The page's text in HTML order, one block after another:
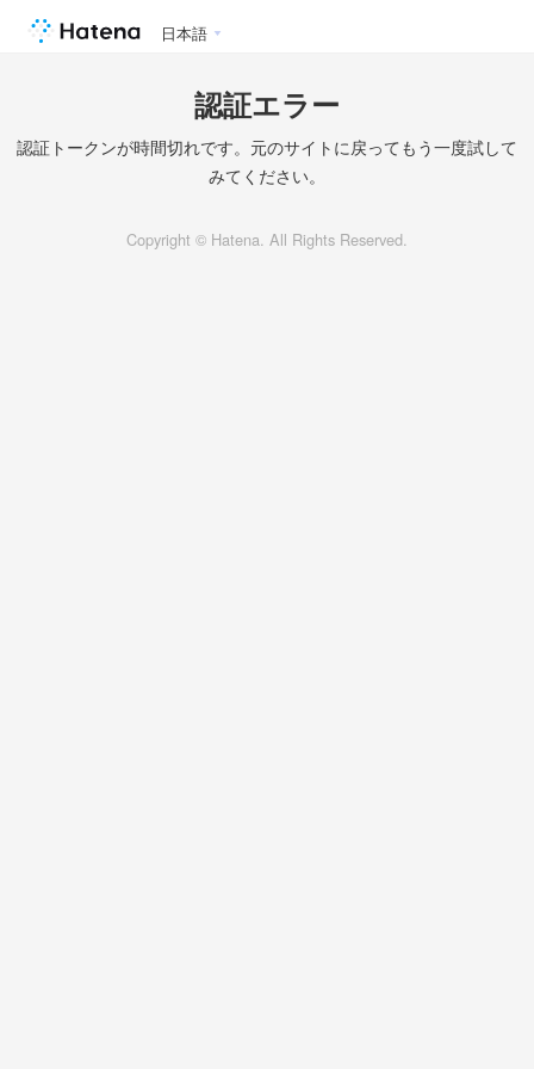
日本語
認証エラー
認証トークンが時間切れです。元のサイトに戻ってもう一度試して
みてください。
Copyright © Hatena. All Rights Reserved.